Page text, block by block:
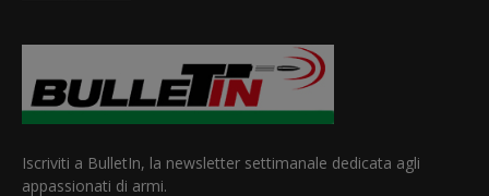
Iscriviti a BulletIn, la newsletter settimanale dedicata agli
appassionati di armi.